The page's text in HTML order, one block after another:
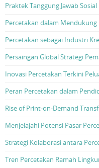
Praktek Tanggung Jawab
Percetakan dalam
Percetakan sebagai Industri
Persaingan Global Strategi
Inovasi Percetakan Terkini
Peran Percetakan dalam
Rise of Print-on-Demand
Menjelajahi Potensi Pasar
Strategi Kolaborasi antara
Tren Percetakan Ramah